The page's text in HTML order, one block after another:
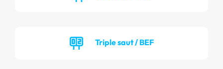
Triple saut / BEF